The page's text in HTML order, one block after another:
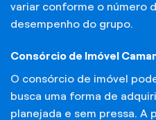
variar conforme o número
desempenho do grupo.
Consórcio de Imóvel
O consórcio de imóvel
busca uma forma de
planejada e sem pressa. A